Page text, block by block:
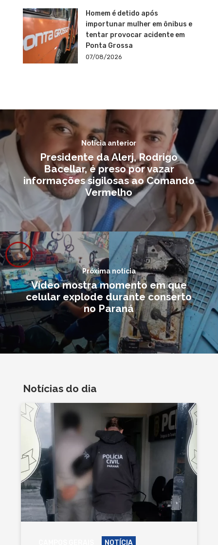
Homem é detido após
importunar mulher em ônibus e
tentar provocar acidente em
Ponta Grossa
07/08/2026
Notícia anterior
Presidente da Alerj, Rodrigo
Bacellar, é preso por vazar
informações sigilosas ao Comando
Vermelho
Próxima notícia
Vídeo mostra momento em que
celular explode durante conserto
no Paraná
Notícias do dia
NOTÍCIA